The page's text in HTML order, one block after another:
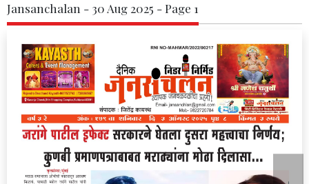
Jansanchalan - 30 Aug 2025 - Page 1